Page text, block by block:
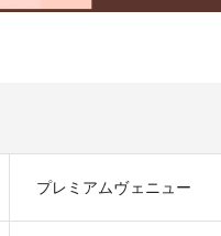
プレミアムヴェニュー